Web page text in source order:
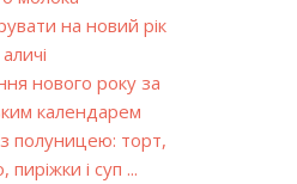
на новий рік
нового року за
календарем
полуницею: торт,
і суп ...